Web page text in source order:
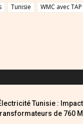
Tunisie WMC avec TAP
Tunisie :
de 760